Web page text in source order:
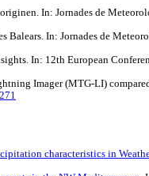
In: Jornades de
In: Jornades de
In: 12th European
Imager (MTG-LI)
characteristics in